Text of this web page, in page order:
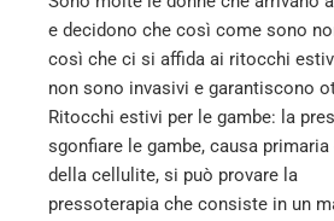
e decidono che così come sono
così che ci si affida ai ritocchi
non sono invasivi e garantiscono
Ritocchi estivi per le gambe: la
sgonfiare le gambe, causa
della cellulite, si può provare la
pressoterapia che consiste in un